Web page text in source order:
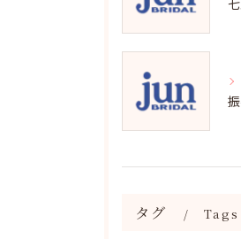
タグ Tags